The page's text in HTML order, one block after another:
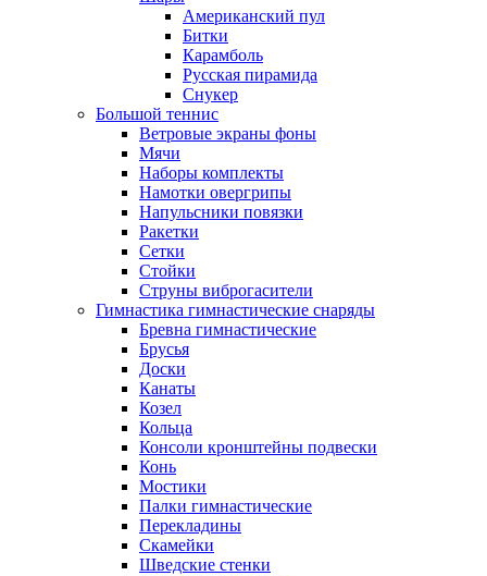
Американский пул
Битки
Карамболь
Русская пирамида
Снукер
Большой теннис
Ветровые экраны фоны
Мячи
Наборы комплекты
Намотки овергрипы
Напульсники повязки
Ракетки
Сетки
Стойки
Струны виброгасители
Гимнастика гимнастические снаряды
Бревна гимнастические
Брусья
Доски
Канаты
Козел
Кольца
Консоли кронштейны подвески
Конь
Мостики
Палки гимнастические
Перекладины
Скамейки
Шведские стенки